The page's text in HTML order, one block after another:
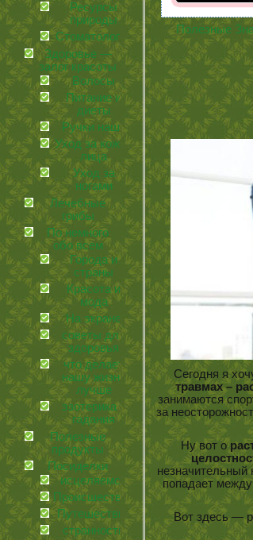
Ресурсы
природы
Стоматология
Здоровье —
залог красоты
Волосы
Питание и
диеты
Ручки наши
Уход за кожей
лица
Уход за
ногами
Лечебные
грибы
По немного
обо всем
Города и
страны
Красота и
мода
На экране
советы для
здоровья
что делает
нашу жизнь
лучше
эзотерика и
гадания
Полезные
продукты
Посиделки
иcцеляемся
Происшествия
Путешествия
странности
Полезные
Сегодня я
травмах –
занимаются
за
Ну вот о
незначительный
попадает
Вот здесь —